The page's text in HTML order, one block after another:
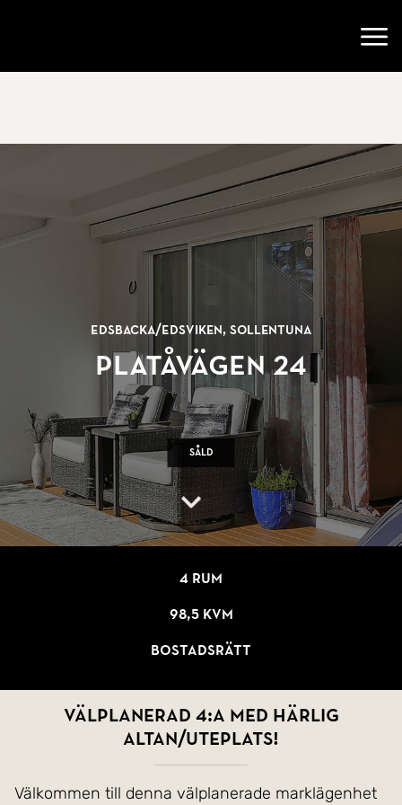
Edsbacka/Edsviken, Sollentuna
Platåvägen 24
Såld
4 rum
98,5 kvm
Bostadsrätt
Välplanerad 4:a med härlig
altan/uteplats!
Välkommen till denna välplanerade marklägenhet